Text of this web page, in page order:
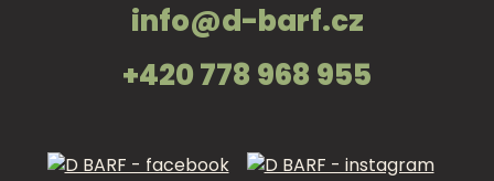
info@d-barf.cz
+420 778 968 955